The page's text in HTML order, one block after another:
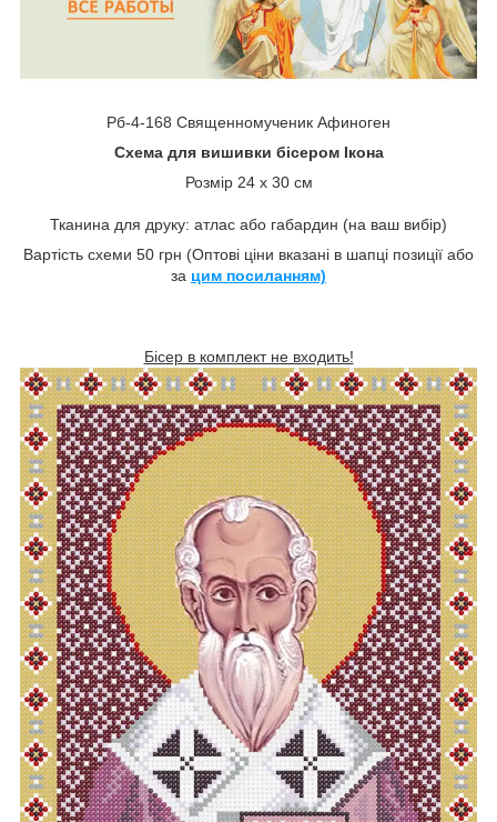
Рб-4-168 Священномученик Афиноген
Схема для вишивки бісером Ікона
Розмір 24 х 30 см
Тканина для друку: атлас або габардин (на ваш вибір)
Вартість схеми 50 грн (Оптові ціни вказані в шапці позиції або
за цим посиланням)
Бісер в комплект не входить!